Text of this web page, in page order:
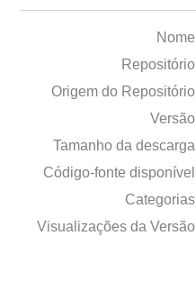
Nome
Repositório
Origem do Repositório
Versão
Tamanho da descarga
Código-fonte disponível
Categorias
Visualizações da Versão